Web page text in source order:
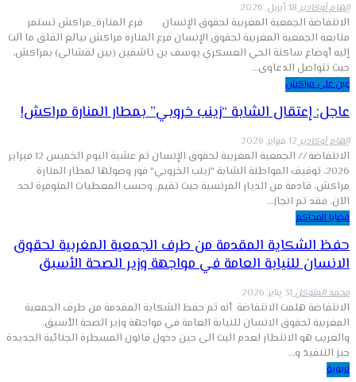
إلهام أوكادير18 أبريل, 2026
الانتفاضة الجمعية المغربية لحقوق الإنسان فرع المنارة_مراكش تستمر
متابعة الجمعية المغربية لحقوق الإنسان فرع المنارة مراكش ببالغ القلق ما آلت
إليه أوضاع ساكنة الحي العسكري يوسف بن تاشفين (بين لقشالي) بمراكش،
حيث تتواصل الدعاوى…
عين على مراكش
عاجل: إعتقال الشابة “زينب خروبي” بمطار المنارة مراكش!
إلهام أوكادير12 فبراير, 2026
الانتفاضة // الجمعية المغربية لحقوق الإنسان تم عشية اليوم الخميس 12 فبراير
2026، توقيف المواطنة الشابة "زينب الخروبي" فور وصولها لمطار المنارة
مراكش، قادمة من الديار الفرنسية حيث تقيم. وحسب المعطيات المتوفرة لحد
الآن، فقد تم انجاز…
قضايا المحاكم
حفظ الشكاية المقدمة من طرف الجمعية المغربية لحقوق
الانسان للنيابة العامة في مواجهة وزير الصحة الأسبق
محمد المتوكل31 يناير, 2026
الانتفاضة هلمت الانتفاضة أنه تم حفظ الشكاية المقدمة من طرف الجمعية
المغربية لحقوق الانسان للنيابة العامة في مواجهة وزير الصحة الأسبق.
والغريب هو الانتظار لعدم البت الى حين دخول قانون المسطرة الجنائية الجديدة
حيز التنفيذ و…
تربوية